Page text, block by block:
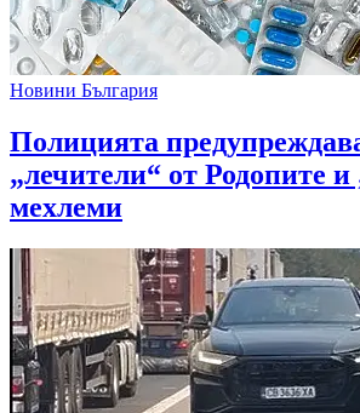
Новини България
Полицията
„лечители“ от Родопите и
мехлеми